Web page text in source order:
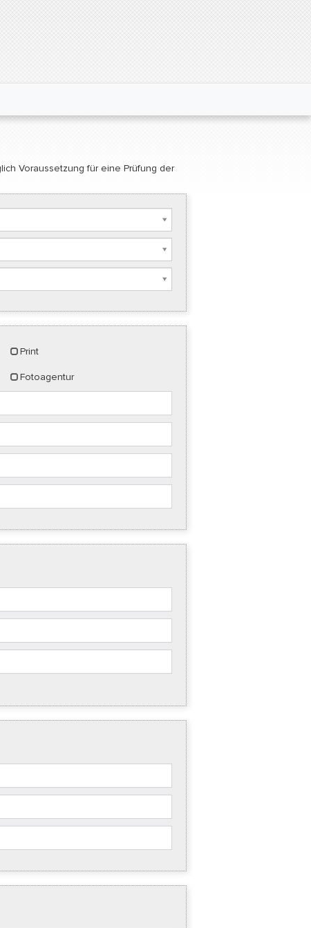
Voraussetzung für eine Prüfung der
Print
Fotoagentur